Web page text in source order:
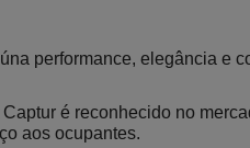
performance, elegância e
é reconhecido no
aos ocupantes.